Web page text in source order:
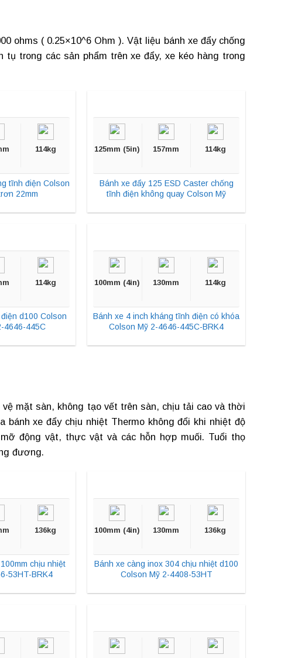
ohms ( 0.25×10^6 Ohm ). Vật liệu bánh xe đẩy chống
trong các sản phẩm trên xe đẩy, xe kéo hàng trong
114kg
tĩnh điện Colson
22mm
125mm (5in) 157mm 114kg
Bánh xe đẩy 125 ESD Caster chống
tĩnh điện không quay Colson Mỹ
114kg
d100 Colson
4646-445C
100mm (4in) 130mm 114kg
Bánh xe 4 inch kháng tĩnh điện có khóa
Colson Mỹ 2-4646-445C-BRK4
mặt sàn, không tạo vết trên sàn, chịu tải cao và thời
bánh xe đẩy chịu nhiệt Thermo không đổi khi nhiệt độ
động vật, thực vật và các hỗn hợp muối. Tuổi thọ
đương.
136kg
chịu nhiệt
53HT-BRK4
100mm (4in) 130mm 136kg
Bánh xe càng inox 304 chịu nhiệt d100
Colson Mỹ 2-4408-53HT